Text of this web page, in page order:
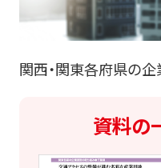
関西・関東各府県の
資料の